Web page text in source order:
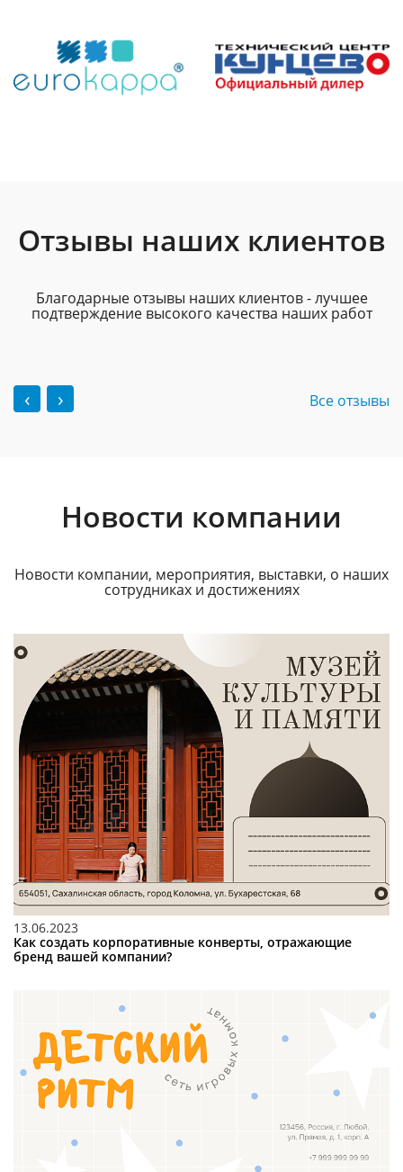
Отзывы наших клиентов
Благодарные отзывы наших клиентов - лучшее
подтверждение высокого качества наших работ
‹ › Все отзывы
Новости компании
Новости компании, мероприятия, выставки, о наших
сотрудниках и достижениях
13.06.2023
Как создать корпоративные конверты, отражающие
бренд вашей компании?